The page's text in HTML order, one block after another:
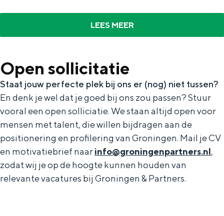
Huisstijl
De huisstijl van Groningen is gebaseerd
op wie we zijn en waar we naartoe willen.
Om het wat eenvoudiger te zeggen: ons
uiterlijk komt voort uit ons innerlijk.
OVER ONS
LEES MEER
Open sollicitatie
Staat jouw perfecte plek bij ons er (nog) niet tussen?
En denk je wel dat je goed bij ons zou passen? Stuur
vooral een open solliciatie. We staan altijd open voor
mensen met talent, die willen bijdragen aan de
positionering en profilering van Groningen. Mail je CV
en motivatiebrief naarinfo@groningenpartners.nl,
zodat wij je op de hoogte kunnen houden van
relevante vacatures bij Groningen & Partners.